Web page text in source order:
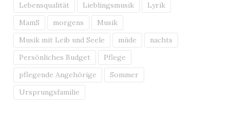
Lebensqualität
Lieblingsmusik
Lyrik
MamS
morgens
Musik
Musik mit Leib und Seele
müde
nachts
Persönliches Budget
Pflege
pflegende Angehörige
Sommer
Ursprungsfamilie